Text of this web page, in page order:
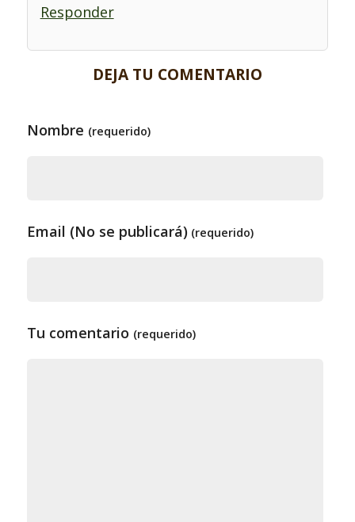
Responder
DEJA TU COMENTARIO
Nombre (requerido)
Email (No se publicará) (requerido)
Tu comentario (requerido)